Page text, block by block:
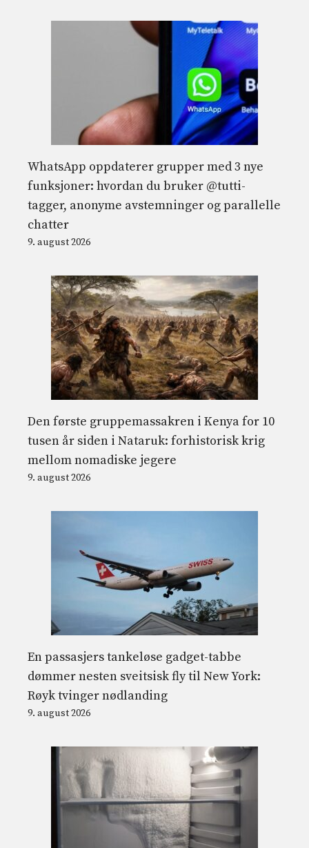
WhatsApp oppdaterer grupper med 3 nye
funksjoner: hvordan du bruker @tutti-
tagger, anonyme avstemninger og parallelle
chatter
9. august 2026
Den første gruppemassakren i Kenya for 10
tusen år siden i Nataruk: forhistorisk krig
mellom nomadiske jegere
9. august 2026
En passasjers tankeløse gadget-tabbe
dømmer nesten sveitsisk fly til New York:
Røyk tvinger nødlanding
9. august 2026